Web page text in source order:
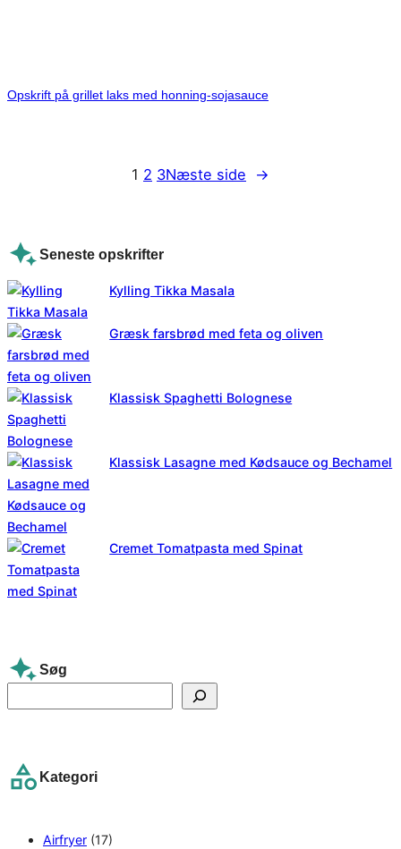
Opskrift på grillet laks med honning-sojasauce
1 2 3Næste side →
Seneste opskrifter
Kylling Tikka Masala
Græsk farsbrød med feta og oliven
Klassisk Spaghetti Bolognese
Klassisk Lasagne med Kødsauce og Bechamel
Cremet Tomatpasta med Spinat
Søg
e
c
Kategori
Airfryer (17)